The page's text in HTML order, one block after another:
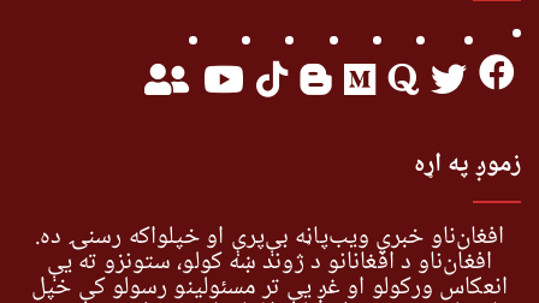
زموږ په اړه
افغان‌ناو خبري ویب‌پاڼه بې‌پرې او خپلواکه رسنۍ ده.
افغان‌ناو د افغانانو د ژوند ښه کولو، ستونزو ته یې
انعکاس ورکولو او غږ یې تر مسئولینو رسولو کې خپل